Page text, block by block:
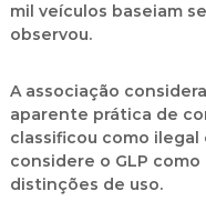
mil veículos baseiam
observou.
A associação
aparente prática de
classificou como
considere o GLP
distinções de uso.